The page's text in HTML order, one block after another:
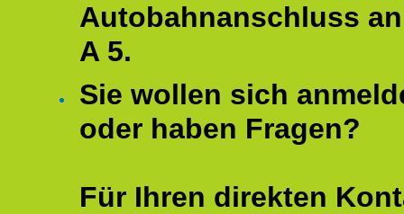
Autobahnanschluss
A 5.
Sie wollen sich
oder haben Fragen?
Für Ihren direkten